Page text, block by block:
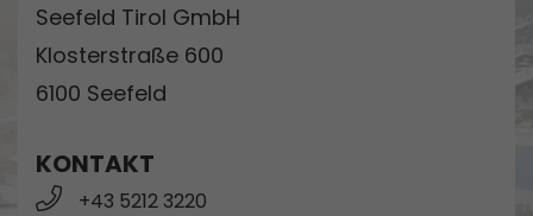
Seefeld Tirol GmbH
Klosterstraße 600
6100 Seefeld
KONTAKT
+43 5212 3220